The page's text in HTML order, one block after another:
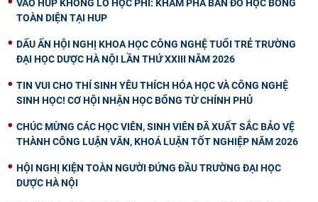
VÀO HUP KHÔNG LO HỌC PHÍ: KHÁM PHÁ BẢN ĐỒ HỌC BỔNG
TOÀN DIỆN TẠI HUP
DẤU ẤN HỘI NGHỊ KHOA HỌC CÔNG NGHỆ TUỔI TRẺ TRƯỜNG
ĐẠI HỌC DƯỢC HÀ NỘI LẦN THỨ XXIII NĂM 2026
TIN VUI CHO THÍ SINH YÊU THÍCH HÓA HỌC VÀ CÔNG NGHỆ
SINH HỌC! CƠ HỘI NHẬN HỌC BỔNG TỪ CHÍNH PHỦ
CHÚC MỪNG CÁC HỌC VIÊN, SINH VIÊN ĐÃ XUẤT SẮC BẢO VỆ
THÀNH CÔNG LUẬN VĂN, KHOÁ LUẬN TỐT NGHIỆP NĂM 2026
HỘI NGHỊ KIỆN TOÀN NGƯỜI ĐỨNG ĐẦU TRƯỜNG ĐẠI HỌC
DƯỢC HÀ NỘI